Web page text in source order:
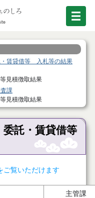
賃貸借等 入札等の結果
見積徴取結果
課
見積徴取結果
託・賃貸借等
ご覧いただけます
主管課